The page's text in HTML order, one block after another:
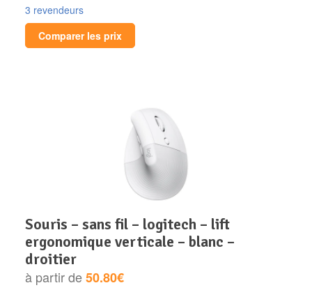
3 revendeurs
Comparer les prix
souris – sans fil – logitech – lift
ergonomique verticale – blanc –
droitier
à partir de50.80€